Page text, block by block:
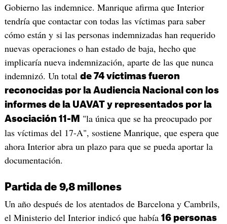
Gobierno las indemnice. Manrique afirma que Interior
tendría que contactar con todas las víctimas para saber
cómo están y si las personas indemnizadas han requerido
nuevas operaciones o han estado de baja, hecho que
implicaría nueva indemnización, aparte de las que nunca
indemnizó. Un total de 74 víctimas fueron
reconocidas por la Audiencia Nacional con los
informes de la UAVAT y representados por la
Asociación 11-M
"la única que se ha preocupado por
las víctimas del 17-A", sostiene Manrique, que espera que
ahora Interior abra un plazo para que se pueda aportar la
documentación.
Partida de 9,8 millones
Un año después de los atentados de Barcelona y Cambrils,
el Ministerio del Interior indicó que había 16 personas